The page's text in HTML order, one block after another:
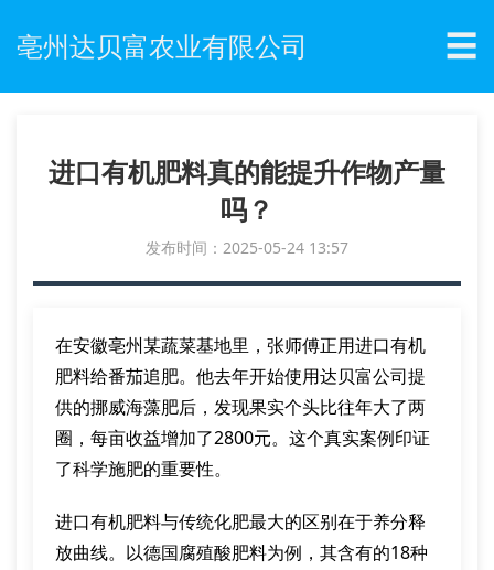
亳州达贝富农业有限公司 ☰
进口有机肥料真的能提升作物产量
吗？
发布时间：2025-05-24 13:57
在安徽亳州某蔬菜基地里，张师傅正用进口有机
肥料给番茄追肥。他去年开始使用达贝富公司提
供的挪威海藻肥后，发现果实个头比往年大了两
圈，每亩收益增加了2800元。这个真实案例印证
了科学施肥的重要性。
进口有机肥料与传统化肥最大的区别在于养分释
放曲线。以德国腐殖酸肥料为例，其含有的18种